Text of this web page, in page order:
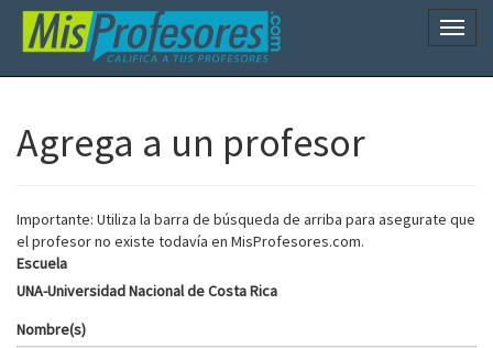
Agrega a un profesor
Importante: Utiliza la barra de búsqueda de arriba para asegurate que
el profesor no existe todavía en MisProfesores.com.
Escuela
UNA-Universidad Nacional de Costa Rica
Nombre(s)